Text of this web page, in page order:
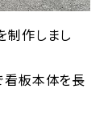
制作しまし
看板本体を長